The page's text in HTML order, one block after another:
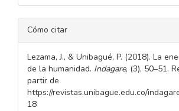
DETALLES
DEL
ARTÍCULO
Cómo citar
Lezama, J., & Unibagué, P. (2018). La
de la humanidad. Indagare, (3), 50–51.
partir de
https://revistas.unibague.edu.co/
18